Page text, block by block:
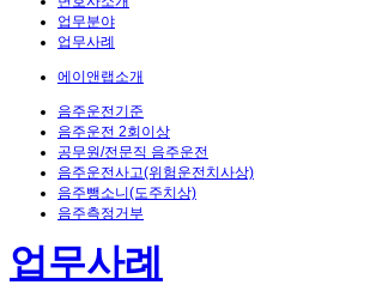
업무분야
업무사례
에이앤랩소개
음주운전기준
음주운전 2회이상
공무원/전문직 음주운전
음주운전사고(위험운전치사상)
음주뺑소니(도주치상)
음주측정거부
업무사례